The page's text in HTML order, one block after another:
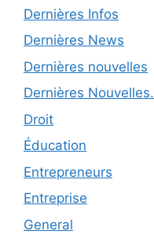
Dernières Infos
Dernières News
Dernières nouvelles
Dernières Nouvelles.
Droit
Éducation
Entrepreneurs
Entreprise
General